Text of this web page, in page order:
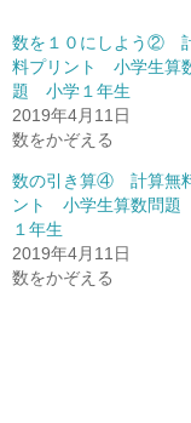
数を１０にしよう②
料プリント 小学生算
題 小学１年生
2019年4月11日
数をかぞえる
数の引き算④ 計算無
ント 小学生算数問
１年生
2019年4月11日
数をかぞえる